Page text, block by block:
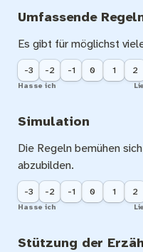
Umfassende
Es gibt für möglichst
-3 -2 -1 0 1 2
Hasse ich
Simulation
Die Regeln bemühen
abzubilden.
-3 -2 -1 0 1 2
Hasse ich
Stützung der